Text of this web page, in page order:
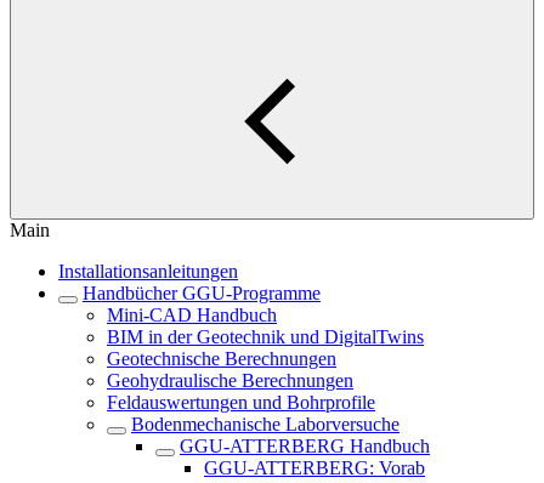
Main
Installationsanleitungen
Handbücher GGU-Programme
Mini-CAD Handbuch
BIM in der Geotechnik und DigitalTwins
Geotechnische Berechnungen
Geohydraulische Berechnungen
Feldauswertungen und Bohrprofile
Bodenmechanische Laborversuche
GGU-ATTERBERG Handbuch
GGU-ATTERBERG: Vorab